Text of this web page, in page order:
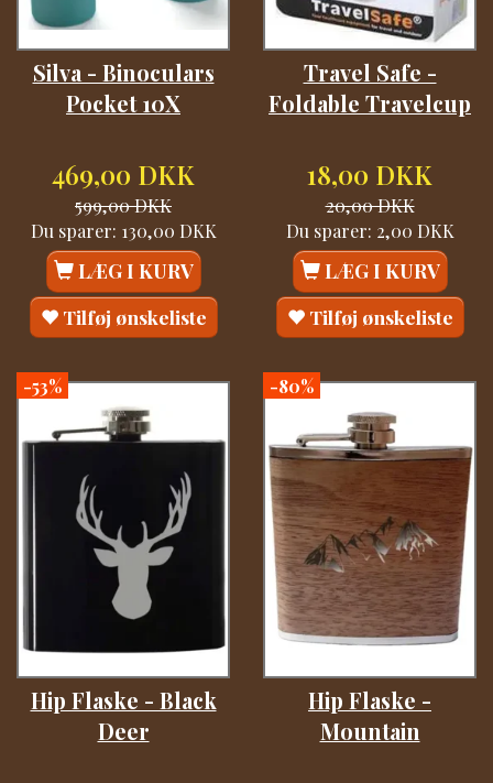
Silva - Binoculars
Pocket 10X
469,00 DKK
599,00 DKK
Du sparer: 130,00 DKK
LÆG I KURV
Tilføj ønskeliste
Travel Safe -
Foldable Travelcup
18,00 DKK
20,00 DKK
Du sparer: 2,00 DKK
LÆG I KURV
Tilføj ønskeliste
-53%
Hip Flaske - Black
Deer
-80%
Hip Flaske -
Mountain